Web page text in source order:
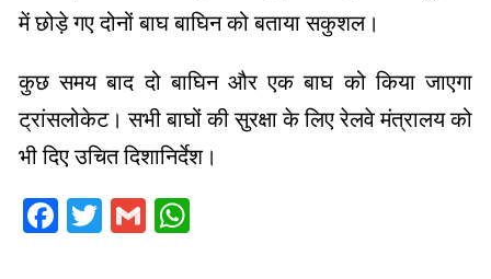
में छोड़े गए दोनों बाघ बाघिन को बताया सकुशल।
कुछ समय बाद दो बाघिन और एक बाघ को किया जाएगा
ट्रांसलोकेट। सभी बाघों की सुरक्षा के लिए रेलवे मंत्रालय को
भी दिए उचित दिशानिर्देश।
Facebook
Twitter
Gmail